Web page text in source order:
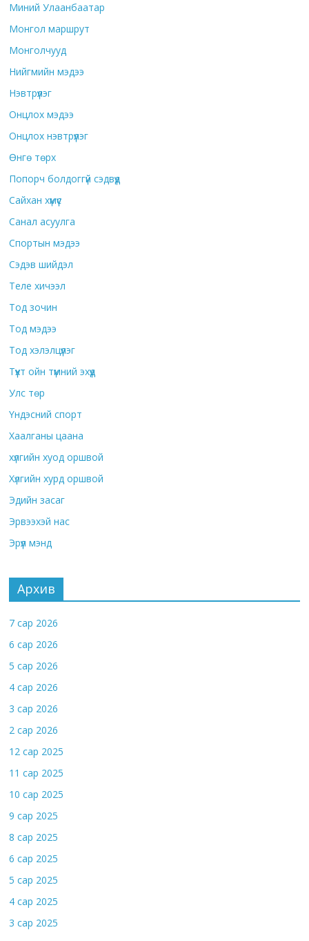
Миний Улаанбаатар
Монгол маршрут
Монголчууд
Нийгмийн мэдээ
Нэвтрүүлэг
Онцлох мэдээ
Онцлох нэвтрүүлэг
Өнгө төрх
Попорч болдоггүй сэдвүүд
Сайхан хүмүүс
Санал асуулга
Спортын мэдээ
Сэдэв шийдэл
Теле хичээл
Тод зочин
Тод мэдээ
Тод хэлэлцүүлэг
Түүхт ойн түмний эхүүд
Улс төр
Үндэсний спорт
Хаалганы цаана
хүлгийн хуод оршвой
Хүлгийн хурд оршвой
Эдийн засаг
Эрвээхэй нас
Эрүүл мэнд
Архив
7 сар 2026
6 сар 2026
5 сар 2026
4 сар 2026
3 сар 2026
2 сар 2026
12 сар 2025
11 сар 2025
10 сар 2025
9 сар 2025
8 сар 2025
6 сар 2025
5 сар 2025
4 сар 2025
3 сар 2025